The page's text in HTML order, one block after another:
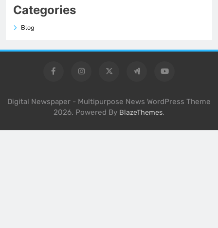
Categories
Blog
Digital Newspaper - Multipurpose News WordPress Theme
2026. Powered By BlazeThemes.